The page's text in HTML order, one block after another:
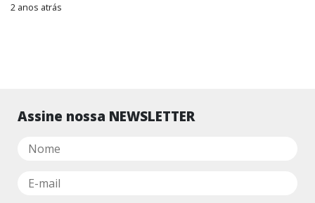
2 anos atrás
Assine nossa NEWSLETTER